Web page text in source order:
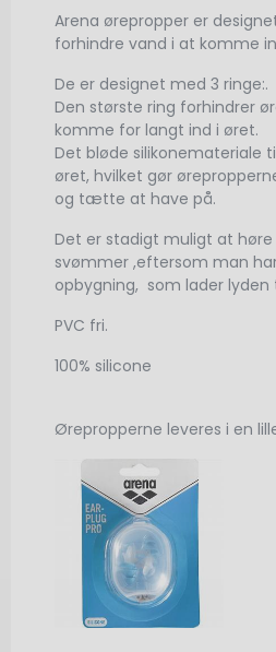
Arena ørepropper er
forhindre vand i at komme
De er designet med 3 ringe:.
Den største ring forhindrer
komme for langt ind i øret.
Det bløde silikonemateriale
øret, hvilket gør
og tætte at have på.
Det er stadigt muligt at
svømmer ,eftersom man
opbygning, som lader
PVC fri.
100% silicone
Ørepropperne leveres i en